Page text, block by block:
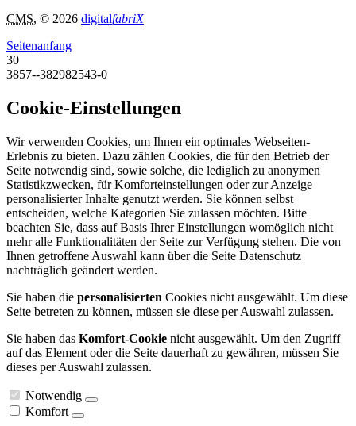
CMS, © 2026 digitalfabriX
Seitenanfang
30
3857--382982543-0
Cookie-Einstellungen
Wir verwenden Cookies, um Ihnen ein optimales Webseiten-
Erlebnis zu bieten. Dazu zählen Cookies, die für den Betrieb der
Seite notwendig sind, sowie solche, die lediglich zu anonymen
Statistikzwecken, für Komforteinstellungen oder zur Anzeige
personalisierter Inhalte genutzt werden. Sie können selbst
entscheiden, welche Kategorien Sie zulassen möchten. Bitte
beachten Sie, dass auf Basis Ihrer Einstellungen womöglich nicht
mehr alle Funktionalitäten der Seite zur Verfügung stehen. Die von
Ihnen getroffene Auswahl kann über die Seite Datenschutz
nachträglich geändert werden.
Sie haben die personalisierten Cookies nicht ausgewählt. Um diese
Seite betreten zu können, müssen sie diese per Auswahl zulassen.
Sie haben das Komfort-Cookie nicht ausgewählt. Um den Zugriff
auf das Element oder die Seite dauerhaft zu gewähren, müssen Sie
dieses per Auswahl zulassen.
Notwendig
Komfort